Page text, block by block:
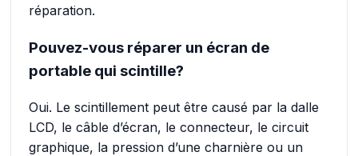
réparation.
Pouvez-vous réparer un écran de
portable qui scintille?
Oui. Le scintillement peut être causé par la dalle
LCD, le câble d’écran, le connecteur, le circuit
graphique, la pression d’une charnière ou un